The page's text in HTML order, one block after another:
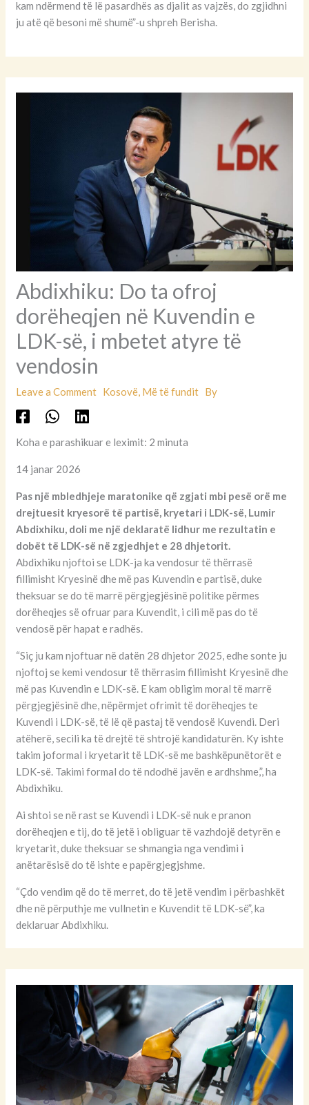
kam ndërmend të lë pasardhës as djalit as vajzës, do zgjidhni
ju atë që besoni më shumë”-u shpreh Berisha.
Abdixhiku: Do ta ofroj
dorëheqjen në Kuvendin e
LDK-së, i mbetet atyre të
vendosin
Leave a Comment Kosovë, Më të fundit By
Koha e parashikuar e leximit: 2 minuta
14 janar 2026
Pas një mbledhjeje maratonike që zgjati mbi pesë orë me
drejtuesit kryesorë të partisë, kryetari i LDK-së, Lumir
Abdixhiku, doli me një deklaratë lidhur me rezultatin e
dobët të LDK-së në zgjedhjet e 28 dhjetorit.
Abdixhiku njoftoi se LDK-ja ka vendosur të thërrasë
fillimisht Kryesinë dhe më pas Kuvendin e partisë, duke
theksuar se do të marrë përgjegjësinë politike përmes
dorëheqjes së ofruar para Kuvendit, i cili më pas do të
vendosë për hapat e radhës.
“Siç ju kam njoftuar në datën 28 dhjetor 2025, edhe sonte ju
njoftoj se kemi vendosur të thërrasim fillimisht Kryesinë dhe
më pas Kuvendin e LDK-së. E kam obligim moral të marrë
përgjegjësinë dhe, nëpërmjet ofrimit të dorëheqjes te
Kuvendi i LDK-së, të lë që pastaj të vendosë Kuvendi. Deri
atëherë, secili ka të drejtë të shtrojë kandidaturën. Ky ishte
takim joformal i kryetarit të LDK-së me bashkëpunëtorët e
LDK-së. Takimi formal do të ndodhë javën e ardhshme,”, ha
Abdixhiku.
Ai shtoi se në rast se Kuvendi i LDK-së nuk e pranon
dorëheqjen e tij, do të jetë i obliguar të vazhdojë detyrën e
kryetarit, duke theksuar se shmangia nga vendimi i
anëtarësisë do të ishte e papërgjegjshme.
“Çdo vendim që do të merret, do të jetë vendim i përbashkët
dhe në përputhje me vullnetin e Kuvendit të LDK-së”, ka
deklaruar Abdixhiku.